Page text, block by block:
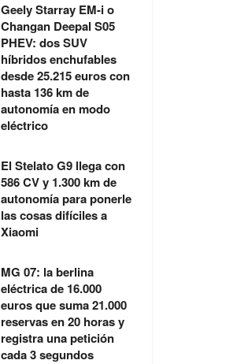
Geely Starray EM-i o
Changan Deepal S05
PHEV: dos SUV
híbridos enchufables
desde 25.215 euros con
hasta 136 km de
autonomía en modo
eléctrico
El Stelato G9 llega con
586 CV y 1.300 km de
autonomía para ponerle
las cosas difíciles a
Xiaomi
MG 07: la berlina
eléctrica de 16.000
euros que suma 21.000
reservas en 20 horas y
registra una petición
cada 3 segundos